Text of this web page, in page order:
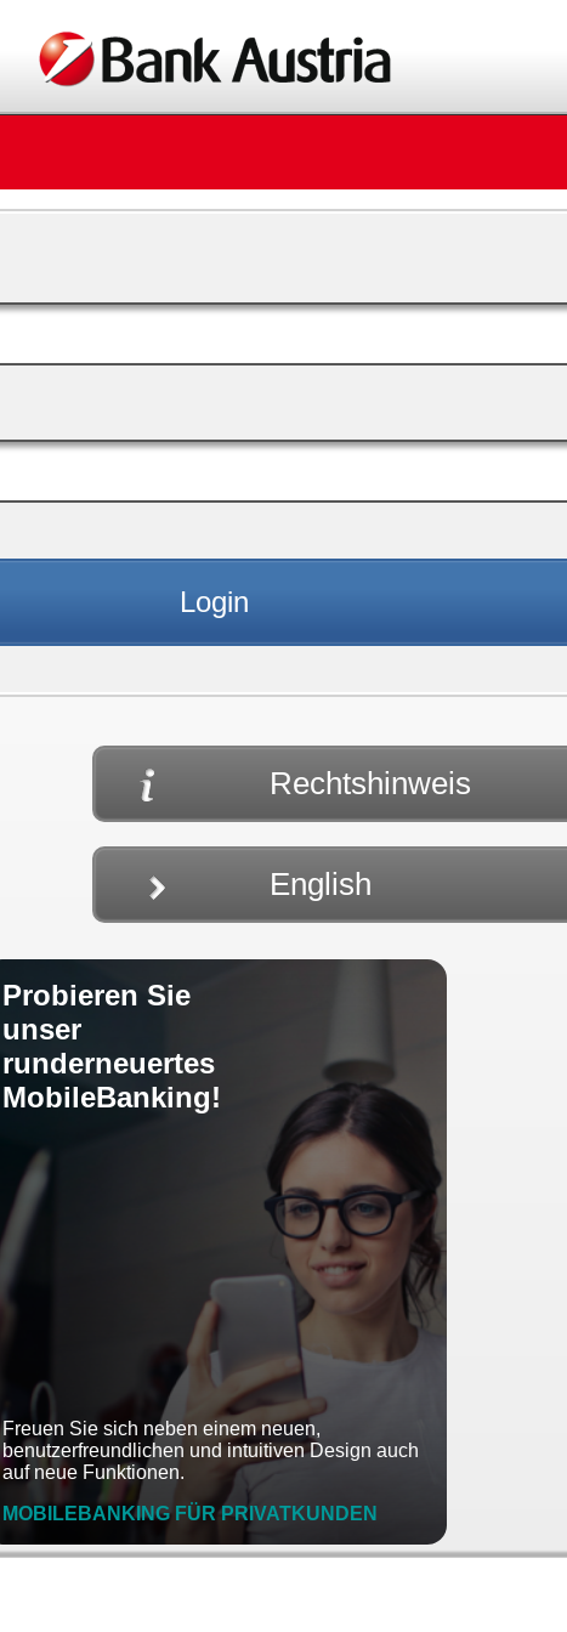
Rechtshinweis
English
Probieren Sie
unser
runderneuertes
MobileBanking!
Freuen Sie sich neben einem neuen,
benutzerfreundlichen und intuitiven Design auch
auf neue Funktionen.
MOBILEBANKING FÜR PRIVATKUNDEN